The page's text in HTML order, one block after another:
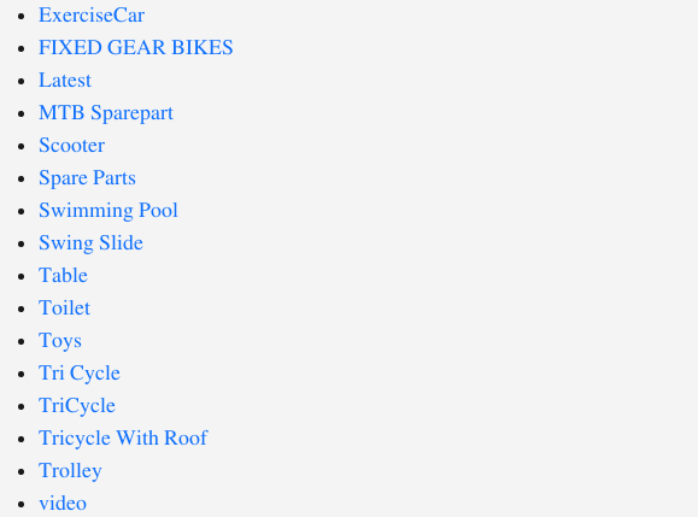
ExerciseCar
FIXED GEAR BIKES
Latest
MTB Sparepart
Scooter
Spare Parts
Swimming Pool
Swing Slide
Table
Toilet
Toys
Tri Cycle
TriCycle
Tricycle With Roof
Trolley
video